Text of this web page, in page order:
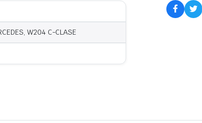
W204 C-CLASE